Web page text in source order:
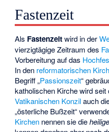
Fastenzeit
Als Fastenzeitwird in der
vierzigtägige Zeitraum des
Vorbereitung auf das
In den reformatorischen
Begriff „Passionszeit“
katholischen Kirche wird
Vatikanischen Konzilauch
„österliche Bußzeit“
Kirchen nennen sie die